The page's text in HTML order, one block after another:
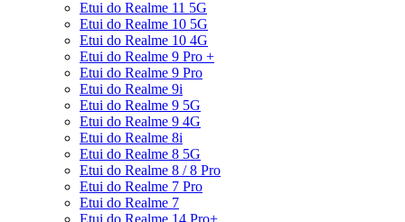
Etui do Realme 11 5G
Etui do Realme 10 5G
Etui do Realme 10 4G
Etui do Realme 9 Pro +
Etui do Realme 9 Pro
Etui do Realme 9i
Etui do Realme 9 5G
Etui do Realme 9 4G
Etui do Realme 8i
Etui do Realme 8 5G
Etui do Realme 8 / 8 Pro
Etui do Realme 7 Pro
Etui do Realme 7
Etui do Realme 14 Pro+